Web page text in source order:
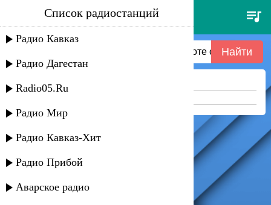
(n) нацпроект бас - технологии
на высоте сеть!!! june 26
Список радиостанций
Радио Кавказ
Радио Дагестан
Radio05.Ru
Радио Мир
Радио Кавказ-Хит
Радио Прибой
Аварское радио
Ничего не найдено =(